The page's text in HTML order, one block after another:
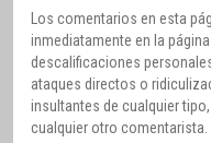
Los comentarios en esta
inmediatamente en la
descalificaciones
ataques directos o
insultantes de cualquier
cualquier otro